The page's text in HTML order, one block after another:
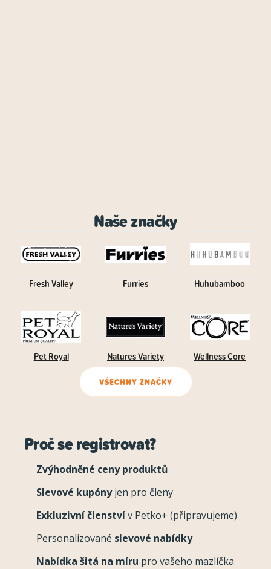
Naše značky
Fresh Valley Furries Huhubamboo
Pet Royal Natures Variety Wellness Core
VŠECHNY ZNAČKY
Proč se registrovat?
Zvýhodněné ceny produktů
Slevové kupónyjen pro členy
Exkluzivní členstvív Petko+ (připravujeme)
Personalizované slevové nabídky
Nabídka šitá na míru pro vašeho mazlíčka